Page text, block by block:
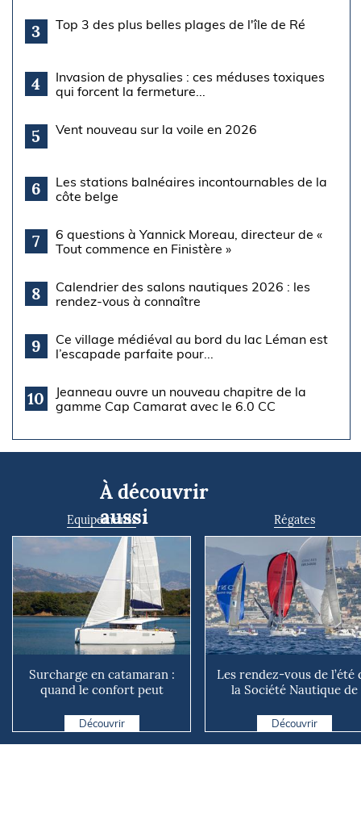
3 Top 3 des plus belles plages de l'île de Ré
4
Invasion de physalies : ces méduses toxiques
qui forcent la fermeture...
5 Vent nouveau sur la voile en 2026
6
Les stations balnéaires incontournables de la
côte belge
7
6 questions à Yannick Moreau, directeur de «
Tout commence en Finistère »
8
Calendrier des salons nautiques 2026 : les
rendez-vous à connaître
9
Ce village médiéval au bord du lac Léman est
l’escapade parfaite pour...
10
Jeanneau ouvre un nouveau chapitre de la
gamme Cap Camarat avec le 6.0 CC
À découvrir
aussi
Equipements
Surcharge en catamaran :
quand le confort peut
Découvrir
Régates
Les rendez-vous de l’été
la Société Nautique de
Découvrir